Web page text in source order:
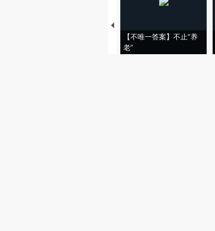
【不唯一答案】不止“养
老”